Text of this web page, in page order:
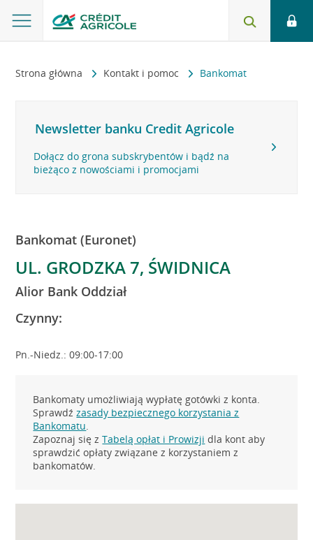
Strona główna Kontakt i pomoc Bankomat
Newsletter banku Credit Agricole
Dołącz do grona subskrybentów i bądź na
bieżąco z nowościami i promocjami
Bankomat (Euronet)
UL. GRODZKA 7, ŚWIDNICA
Alior Bank Oddział
Czynny:
Pn.-Niedz.: 09:00-17:00
Bankomaty umożliwiają wypłatę gotówki z konta.
Sprawdźzasady bezpiecznego korzystania z
Bankomatu.
Zapoznaj się zTabelą opłat i Prowizji dla kont aby
sprawdzić opłaty związane z korzystaniem z
bankomatów.